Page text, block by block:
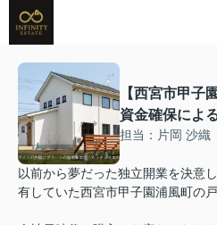
【西宮市甲子
資金確保によ
担当：片岡 沙織
以前から夢だった独立開業を決意
有していた西宮市甲子園浦風町の